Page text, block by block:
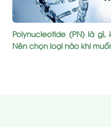
Polynucleotide (PN) là gì,
Nên chọn loại nào khi